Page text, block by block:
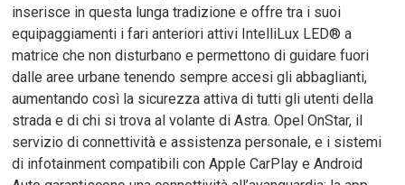
inserisce in questa lunga tradizione e offre tra i suoi
equipaggiamenti i fari anteriori attivi IntelliLux LED® a
matrice che non disturbano e permettono di guidare fuori
dalle aree urbane tenendo sempre accesi gli abbaglianti,
aumentando così la sicurezza attiva di tutti gli utenti della
strada e di chi si trova al volante di Astra. Opel OnStar, il
servizio di connettività e assistenza personale, e i sistemi
di infotainment compatibili con Apple CarPlay e Android